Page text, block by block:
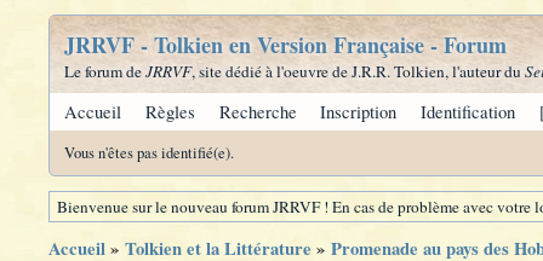
JRRVF - Tolkien en Version Française - Forum
Le forum deJRRVF, site dédié à l'oeuvre de J.R.R. Tolkien, l'auteur du
Accueil Règles Recherche Inscription Identification
Vous n'êtes pas identifié(e).
Bienvenue sur le nouveau forum JRRVF ! En cas de problème avec
Accueil» Tolkien et la Littérature » Promenade au pays des